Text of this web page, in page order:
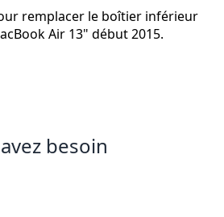
remplacer le boîtier inférieur
Air 13" début 2015.
besoin